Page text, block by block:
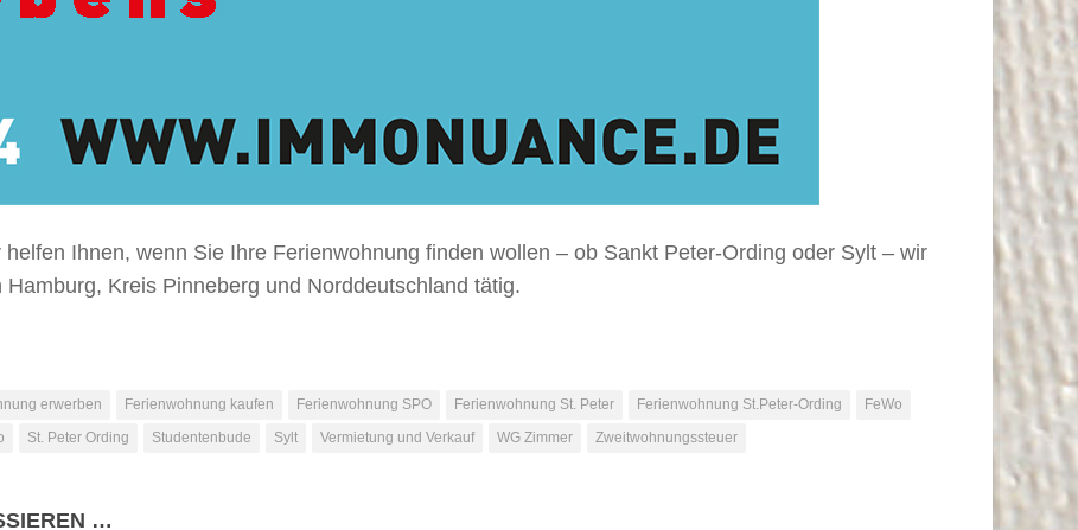
helfen Ihnen, wenn Sie Ihre Ferienwohnung finden wollen – ob Sankt Peter-Ording oder Sylt – wir
Kreis Pinneberg und Norddeutschland tätig.
erwerben Ferienwohnung kaufen Ferienwohnung SPO Ferienwohnung St. Peter Ferienwohnung St.Peter-Ording
FeWo
St. Peter Ording Studentenbude Sylt Vermietung und Verkauf WG Zimmer Zweitwohnungssteuer
…